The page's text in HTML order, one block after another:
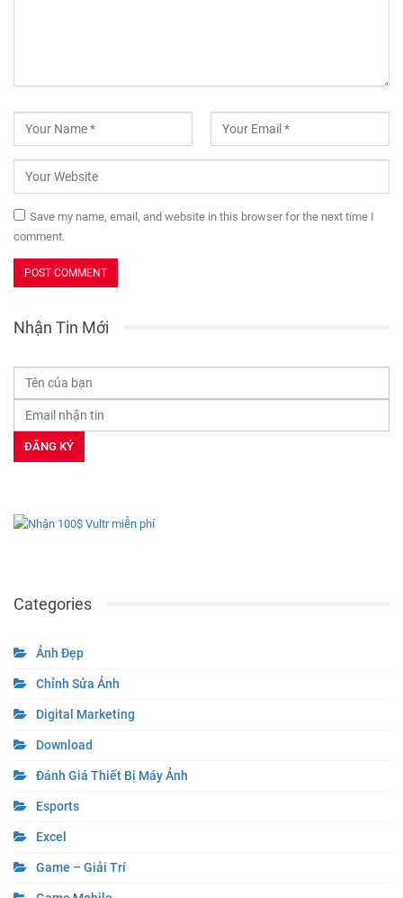
Save my name, email, and website in this browser for the next time I
comment.
Nhận Tin Mới
Categories
Ảnh Đẹp
Chỉnh Sửa Ảnh
Digital Marketing
Download
Đánh Giá Thiết Bị Máy Ảnh
Esports
Excel
Game – Giải Trí